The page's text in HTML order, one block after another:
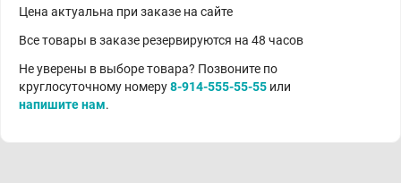
Цена актуальна при заказе на сайте
Все товары в заказе резервируются на 48 часов
Не уверены в выборе товара? Позвоните по
круглосуточному номеру8-914-555-55-55 или
напишите нам.